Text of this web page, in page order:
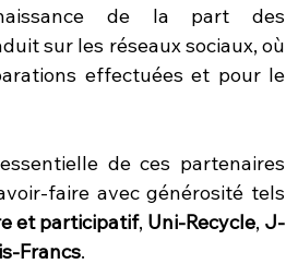
de la part des
sur les réseaux sociaux, où
effectuées et pour le
de ces partenaires
faire avec générosité tels
et participatif, Uni-Recycle, J-
Francs.